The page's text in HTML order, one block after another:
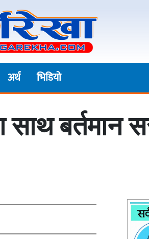
अर्थ भिडियाे
साथ बर्तमान